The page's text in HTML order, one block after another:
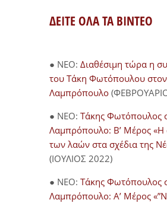
ΔΕΙΤΕ ΟΛΑ ΤΑ ΒΙΝΤΕΟ
● NEO: Διαθέσιμη τώρα η
του Τάκη Φωτόπουλου
Λαμπρόπουλο
● NEO: Τάκης Φωτόπουλος
Λαμπρόπουλο: Β’ Μέρος «Η
των λαών στα σχέδια της
(ΙΟΥΛΙΟΣ 2022)
● NEO: Τάκης Φωτόπουλος
Λαμπρόπουλο: Α’ Μέρος